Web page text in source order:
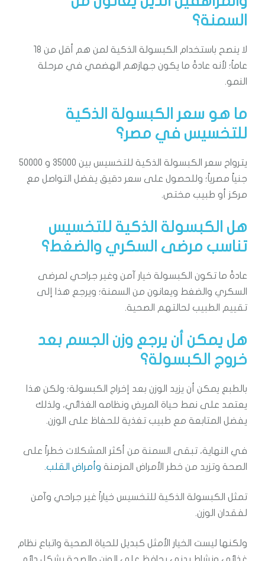
السمنة؟
لا ينصح باستخدام الكبسولة الذكية لمن هم أقل من 18
عاماً؛ لأنه عادةً ما يكون جهازهم الهضمي في مرحلة
النمو.
ما هو سعر الكبسولة الذكية
للتخسيس في مصر؟
يترواح سعر الكبسولة الذكية للتخسيس بين 35000 و 50000
جنياً مصرياً؛ وللحصول على سعر دقيق يفضل التواصل مع
مركز أو طبيب مختص.
هل الكبسولة الذكية للتخسيس
تناسب مرضى السكري والضغط؟
عادةً ما تكون الكبسولة خيار آمن وغير جراحي لمرضى
السكري والضغط ويعانون من السمنة؛ ويرجع هذا إلى
تقييم الطبيب لحالتهم الصحية.
هل يمكن أن يرجع وزن الجسم بعد
خروج الكبسولة؟
بالطبع يمكن أن يزيد الوزن بعد إخراج الكبسولة؛ ولكن هذا
يعتمد على نمط حياة المريض ونظامه الغذائي، ولذلك
يفضل المتابعة مع طبيب تغذية للحفاظ على الوزن.
في النهاية، تبقى السمنة من أكثر المشكلات خطراً على
الصحة وتزيد من خطر الأمراض المزمنة وأمراض القلب.
تمثل الكبسولة الذكية للتخسيس خياراً غير جراحي وآمن
لفقدان الوزن.
ولكنها ليست الخيار الأمثل كبديل للحياة الصحية واتباع نظام